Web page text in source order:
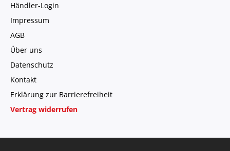
Händler-Login
Impressum
AGB
Über uns
Datenschutz
Kontakt
Erklärung zur Barrierefreiheit
Vertrag widerrufen